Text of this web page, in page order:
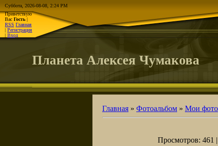
Суббота, 2026-08-08, 2:24 PM
Приветствую
Вас Гость |
RSS Главная
| Регистрация
| Вход
Планета Алексея Чумакова
Главная » Фотоальбом » Мои
Просмотров: 461